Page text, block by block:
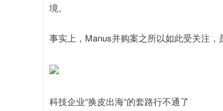
境。
事实上，Manus并购案之所以如此受关注，
科技企业“换皮出海“的套路行不通了